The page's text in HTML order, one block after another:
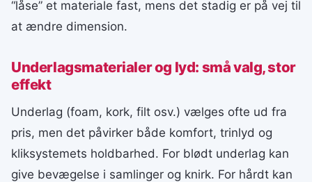
“låse” et materiale fast, mens det stadig er på vej til
at ændre dimension.
Underlagsmaterialer og lyd: små valg, stor
effekt
Underlag (foam, kork, filt osv.) vælges ofte ud fra
pris, men det påvirker både komfort, trinlyd og
kliksystemets holdbarhed. For blødt underlag kan
give bevægelse i samlinger og knirk. For hårdt kan